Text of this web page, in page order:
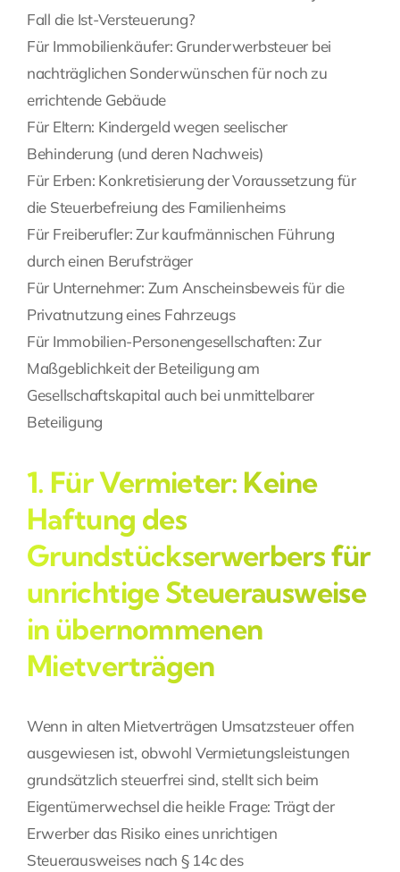
Fall die Ist-Versteuerung?
Für Immobilienkäufer: Grunderwerbsteuer bei
nachträglichen Sonderwünschen für noch zu
errichtende Gebäude
Für Eltern: Kindergeld wegen seelischer
Behinderung (und deren Nachweis)
Für Erben: Konkretisierung der Voraussetzung für
die Steuerbefreiung des Familienheims
Für Freiberufler: Zur kaufmännischen Führung
durch einen Berufsträger
Für Unternehmer: Zum Anscheinsbeweis für die
Privatnutzung eines Fahrzeugs
Für Immobilien-Personengesellschaften: Zur
Maßgeblichkeit der Beteiligung am
Gesellschaftskapital auch bei unmittelbarer
Beteiligung
1. Für Vermieter: Keine
Haftung des
Grundstückserwerbers für
unrichtige Steuerausweise
in übernommenen
Mietverträgen
Wenn in alten Mietverträgen Umsatzsteuer offen
ausgewiesen ist, obwohl Vermietungsleistungen
grundsätzlich steuerfrei sind, stellt sich beim
Eigentümerwechsel die heikle Frage: Trägt der
Erwerber das Risiko eines unrichtigen
Steuerausweises nach § 14c des